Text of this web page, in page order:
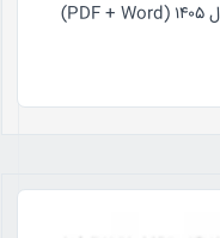
طرح توجیهی تولید زغال فشرده و کبابی سال ۱۴۰۵ (PDF + Word)